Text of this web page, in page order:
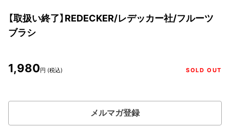
【取扱い終了】REDECKER/レデッカー社/フルーツ
ブラシ
1,980円 (税込) SOLD OUT
メルマガ登録